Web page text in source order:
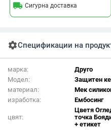
local_shipping Сигурна доставка
settingsСпецификации на
марка:
Друго
Модел:
Защитен
материал:
Мек
изработка:
Ембосинг
цвят:
Цветя
точка
+ етикет